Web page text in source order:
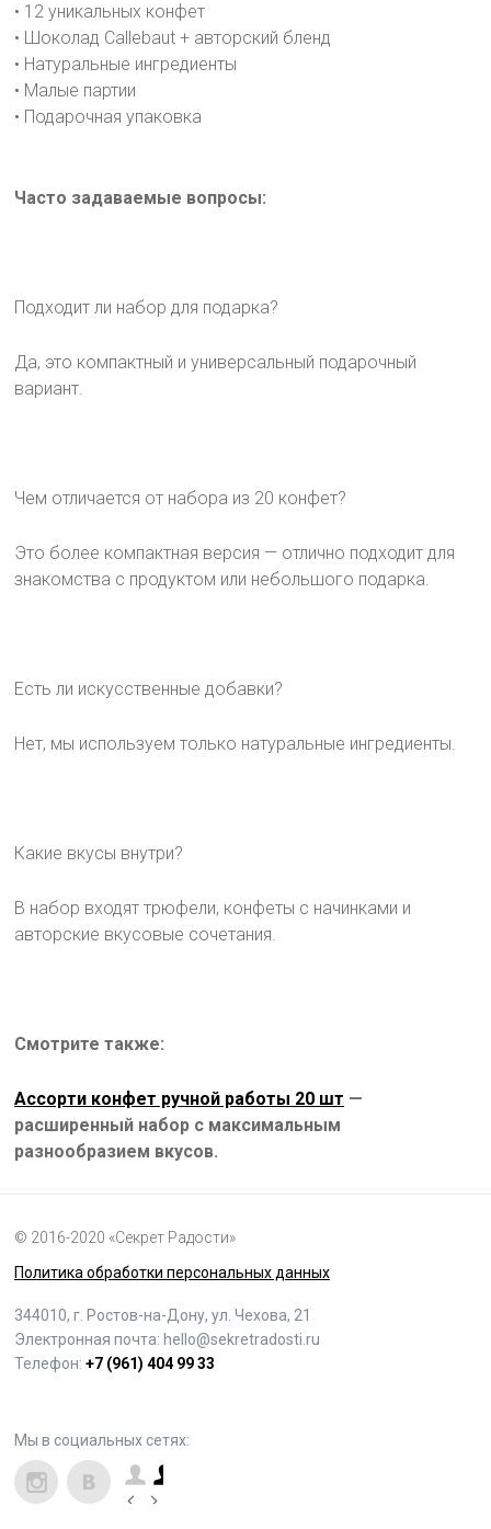
• 12 уникальных конфет
• Шоколад Callebaut + авторский бленд
• Натуральные ингредиенты
• Малые партии
• Подарочная упаковка
Часто задаваемые вопросы:
Подходит ли набор для подарка?
Да, это компактный и универсальный подарочный
вариант.
Чем отличается от набора из 20 конфет?
Это более компактная версия — отлично подходит для
знакомства с продуктом или небольшого подарка.
Есть ли искусственные добавки?
Нет, мы используем только натуральные ингредиенты.
Какие вкусы внутри?
В набор входят трюфели, конфеты с начинками и
авторские вкусовые сочетания.
Смотрите также:
Ассорти конфет ручной работы 20 шт —
расширенный набор с максимальным
разнообразием вкусов.
© 2016-2020 «Секрет Радости»
Политика обработки персональных данных
344010, г. Ростов-на-Дону, ул. Чехова, 21
Электронная почта: hello@sekretradosti.ru
Телефон: +7 (961) 404 99 33
Мы в социальных сетях: